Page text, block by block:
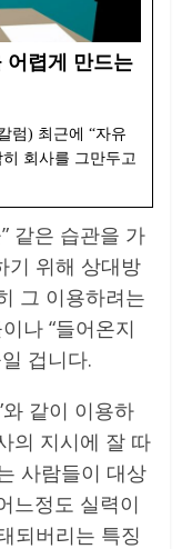
어렵게 만드는
럼) 최근에 “자유
회사를 그만두고
같은 습관을 가
기 위해 상대방
그 이용하려는
나 “들어온지
겁니다.
같이 이용하
의 지시에 잘 따
사람들이 대상
느정도 실력이
되버리는 특징